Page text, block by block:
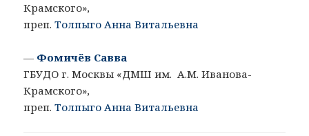
Крамского»,
преп.Толпыго Анна Витальевна
— Фомичёв Савва
ГБУДО г. Москвы «ДМШ им. А.М. Иванова-
Крамского»,
преп.Толпыго Анна Витальевна